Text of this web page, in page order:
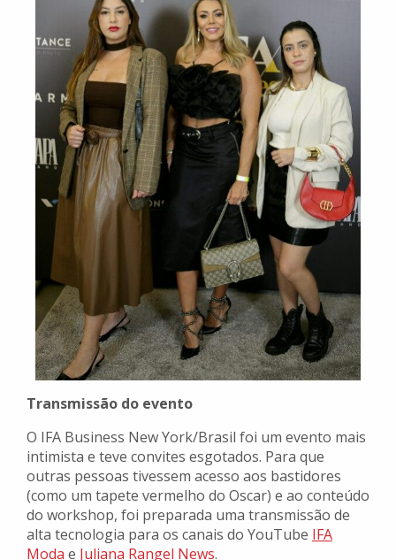
Transmissão do evento
O IFA Business New York/Brasil foi um evento mais
intimista e teve convites esgotados. Para que
outras pessoas tivessem acesso aos bastidores
(como um tapete vermelho do Oscar) e ao conteúdo
do workshop, foi preparada uma transmissão de
alta tecnologia para os canais do YouTube IFA
Moda e Juliana Rangel News.